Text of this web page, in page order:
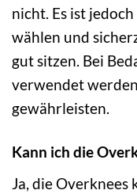
nicht. Es ist
wählen und
gut sitzen. Bei
verwendet
gewährleisten.
Kann ich die
Ja, die Overknees